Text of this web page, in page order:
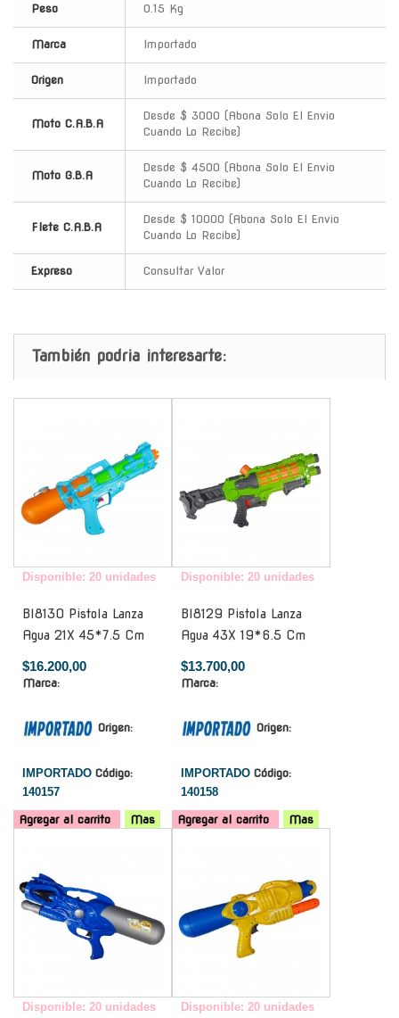
Peso 0.15 Kg
Marca Importado
Origen Importado
Moto C.A.B.A
Desde $ 3000 (Abona Solo El Envio
Cuando Lo Recibe)
Moto G.B.A
Desde $ 4500 (Abona Solo El Envio
Cuando Lo Recibe)
Flete C.A.B.A
Desde $ 10000 (Abona Solo El Envio
Cuando Lo Recibe)
Expreso Consultar Valor
También podria interesarte:
Disponible: 20 unidades
Bl8130 Pistola Lanza
Agua 21X 45*7.5 Cm
$16.200,00
Marca:
Origen:
IMPORTADO Código:
140157
Agregar al carrito Mas
Disponible: 20 unidades
Bl8129 Pistola Lanza
Agua 43X 19*6.5 Cm
$13.700,00
Marca:
Origen:
IMPORTADO Código:
140158
Agregar al carrito
Mas
Disponible: 20 unidades Disponible: 20 unidades